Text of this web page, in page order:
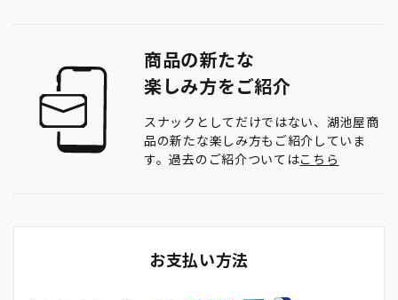
商品の新たな
楽しみ方をご紹介
スナックとしてだけではない、湖池屋商
品の新たな楽しみ方もご紹介していま
す。過去のご紹介ついてはこちら
お支払い方法